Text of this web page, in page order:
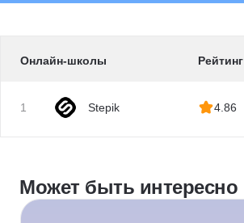
Онлайн-школы Рейтинг
1 Stepik 4.86
Может быть интересно